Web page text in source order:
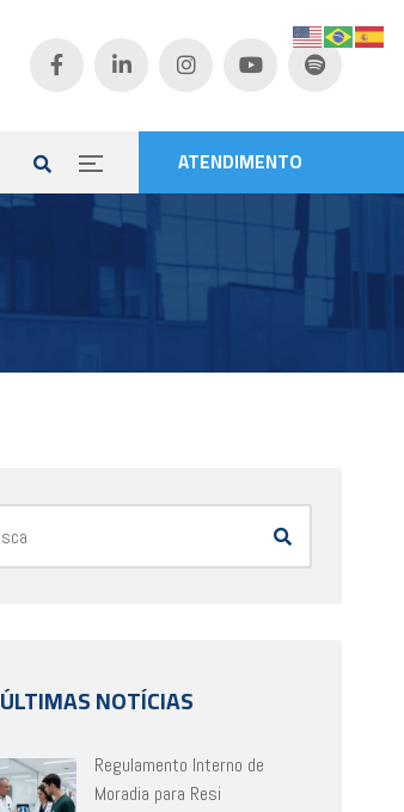
ATENDIMENTO
ÚLTIMAS NOTÍCIAS
Regulamento Interno de
Moradia para Resi